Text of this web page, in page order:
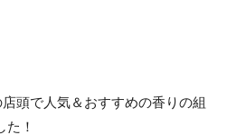
頭で人気＆おすすめの香りの組
！